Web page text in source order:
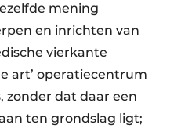
mening
en inrichten van
vierkante
art’ operatiecentrum
zonder dat daar een
ten grondslag ligt;